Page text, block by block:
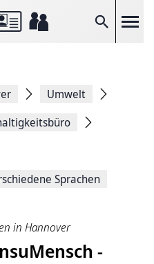
Suche
Umwelt
Sprachen
in Hannover
-